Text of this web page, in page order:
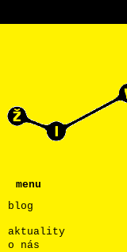
menu
blog
aktuality
o nás